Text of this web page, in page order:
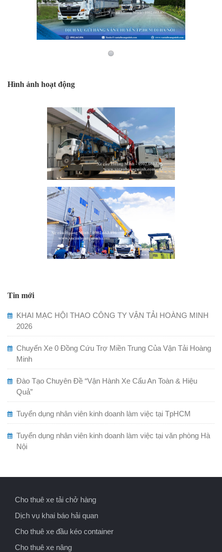
Hình ảnh hoạt động
Tin mới
KHAI MẠC HỘI THAO CÔNG TY VẬN TẢI HOÀNG MINH
2026
Chuyến Xe 0 Đồng Cứu Trợ Miền Trung Của Vận Tải Hoàng
Minh
Đào Tạo Chuyên Đề “Vận Hành Xe Cẩu An Toàn & Hiệu
Quả”
Tuyển dụng nhân viên kinh doanh làm việc tại TpHCM
Tuyển dụng nhân viên kinh doanh làm việc tại văn phòng Hà
Nội
Cho thuê xe tải chở hàng
Dịch vụ khai báo hải quan
Cho thuê xe đầu kéo container
Cho thuê xe nâng